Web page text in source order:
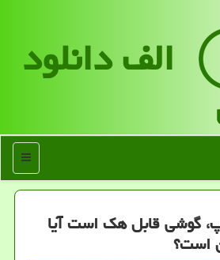
الف دانلود
منو
گوشی قابل هک است آیا
است؟